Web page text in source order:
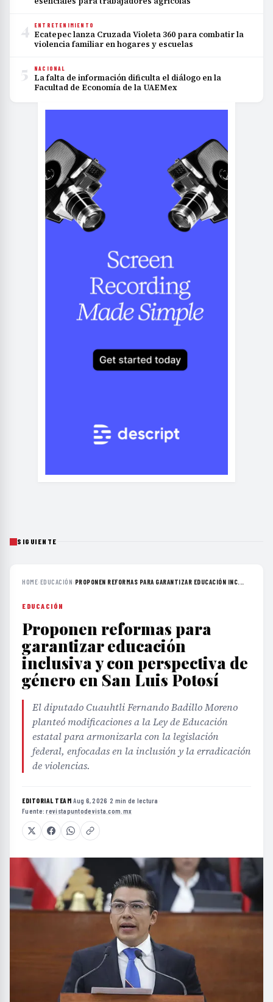
4 ENTRETENIMIENTO
Ecatepec lanza Cruzada Violeta 360 para combatir la
violencia familiar en hogares y escuelas
5 NACIONAL
La falta de información dificulta el diálogo en la
Facultad de Economía de la UAEMex
SIGUIENTE
HOME›EDUCACIÓN› PROPONEN REFORMAS PARA GARANTIZAR EDUCACIÓN INC...
EDUCACIÓN
Proponen reformas para
garantizar educación
inclusiva y con perspectiva de
género en San Luis Potosí
El diputado Cuauhtli Fernando Badillo Moreno
planteó modificaciones a la Ley de Educación
estatal para armonizarla con la legislación
federal, enfocadas en la inclusión y la erradicación
de violencias.
EDITORIAL TEAM·Aug 6, 2026 ·2 min de lectura ·
Fuente:revistapuntodevista.com.mx